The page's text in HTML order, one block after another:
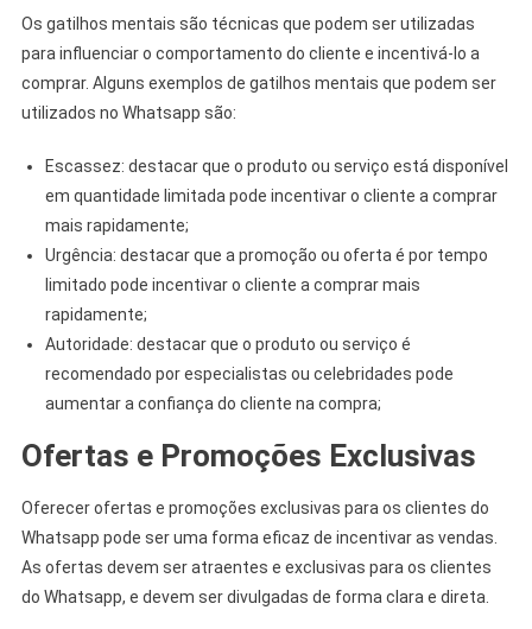
Os gatilhos mentais são técnicas que podem ser utilizadas
para influenciar o comportamento do cliente e incentivá-lo a
comprar. Alguns exemplos de gatilhos mentais que podem ser
utilizados no Whatsapp são:
Escassez: destacar que o produto ou serviço está disponível
em quantidade limitada pode incentivar o cliente a comprar
mais rapidamente;
Urgência: destacar que a promoção ou oferta é por tempo
limitado pode incentivar o cliente a comprar mais
rapidamente;
Autoridade: destacar que o produto ou serviço é
recomendado por especialistas ou celebridades pode
aumentar a confiança do cliente na compra;
Ofertas e Promoções Exclusivas
Oferecer ofertas e promoções exclusivas para os clientes do
Whatsapp pode ser uma forma eficaz de incentivar as vendas.
As ofertas devem ser atraentes e exclusivas para os clientes
do Whatsapp, e devem ser divulgadas de forma clara e direta.